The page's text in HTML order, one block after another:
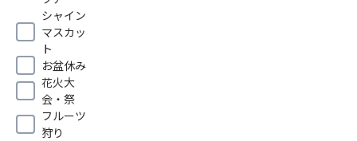
シャイン
マスカッ
ト
お盆休み
花火大
会・祭
フルーツ
狩り